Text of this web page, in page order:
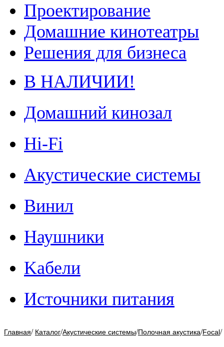
Проектирование
Домашние кинотеатры
Решения для бизнеса
В НАЛИЧИИ!
Домашний кинозал
Hi-Fi
Акустические системы
Винил
Наушники
Kабели
Источники питания
Главная/ Каталог/Акустические системы/Полочная акустика/Focal/